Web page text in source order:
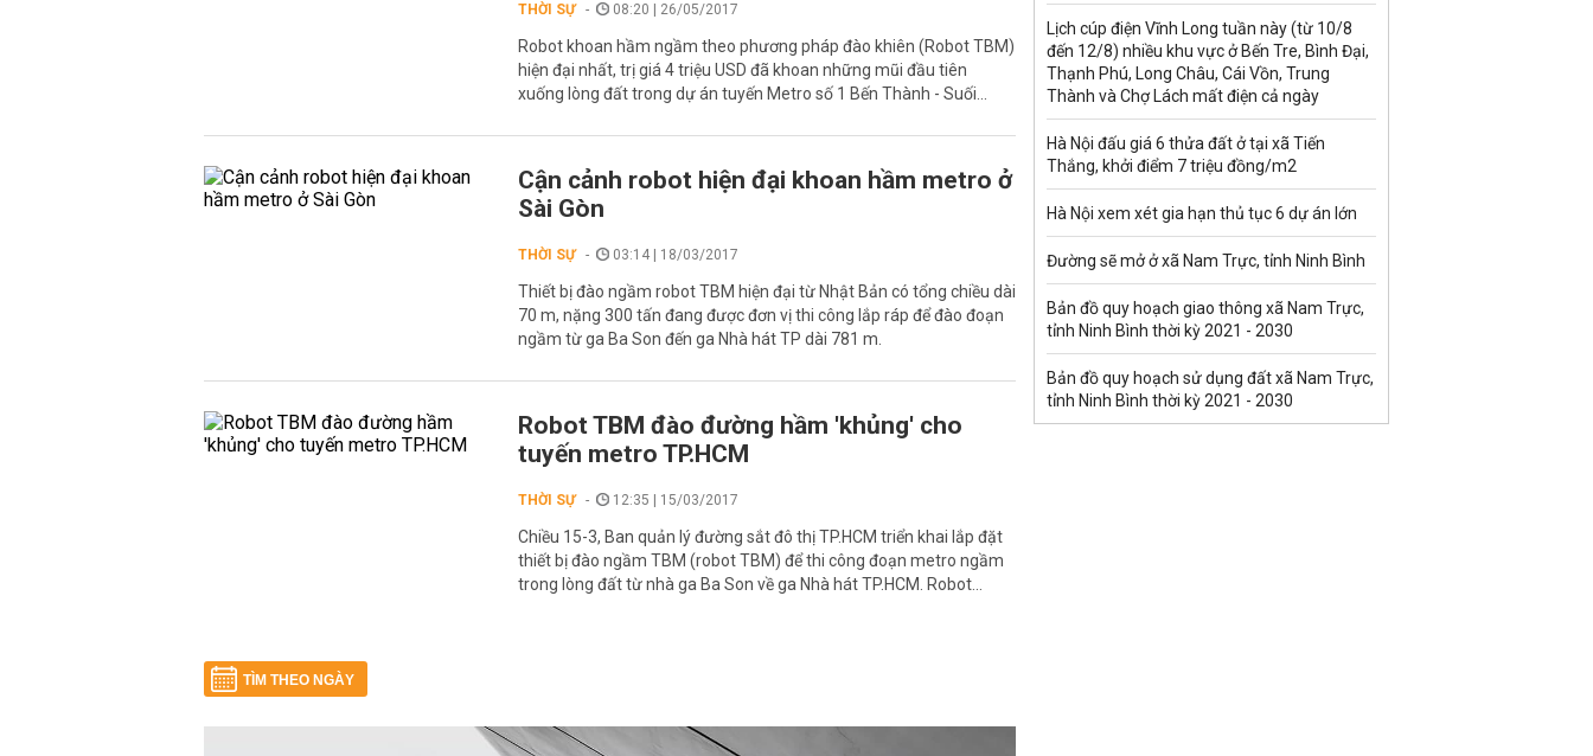
THỜI SỰ 08:20 | 26/05/2017
Robot khoan hầm ngầm theo phương pháp đào khiên (Robot TBM)
hiện đại nhất, trị giá 4 triệu USD đã khoan những mũi đầu tiên
xuống lòng đất trong dự án tuyến Metro số 1 Bến Thành - Suối...
Cận cảnh robot hiện đại khoan hầm metro ở
Sài Gòn
THỜI SỰ 03:14 | 18/03/2017
Thiết bị đào ngầm robot TBM hiện đại từ Nhật Bản có tổng chiều dài
70 m, nặng 300 tấn đang được đơn vị thi công lắp ráp để đào đoạn
ngầm từ ga Ba Son đến ga Nhà hát TP dài 781 m.
Robot TBM đào đường hầm 'khủng' cho
tuyến metro TP.HCM
THỜI SỰ 12:35 | 15/03/2017
Chiều 15-3, Ban quản lý đường sắt đô thị TP.HCM triển khai lắp đặt
thiết bị đào ngầm TBM (robot TBM) để thi công đoạn metro ngầm
trong lòng đất từ nhà ga Ba Son về ga Nhà hát TP.HCM. Robot...
TÌM THEO NGÀY
Lịch cúp điện Vĩnh Long tuần này (từ 10/8
đến 12/8) nhiều khu vực ở Bến Tre, Bình Đại,
Thạnh Phú, Long Châu, Cái Vồn, Trung
Thành và Chợ Lách mất điện cả ngày
Hà Nội đấu giá 6 thửa đất ở tại xã Tiến
Thắng, khởi điểm 7 triệu đồng/m2
Hà Nội xem xét gia hạn thủ tục 6 dự án lớn
Đường sẽ mở ở xã Nam Trực, tỉnh Ninh Bình
Bản đồ quy hoạch giao thông xã Nam Trực,
tỉnh Ninh Bình thời kỳ 2021 - 2030
Bản đồ quy hoạch sử dụng đất xã Nam Trực,
tỉnh Ninh Bình thời kỳ 2021 - 2030